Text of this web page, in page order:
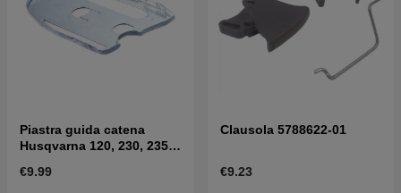
Piastra guida catena
Husqvarna 120, 230, 235,
€9.99
Clausola 5788622-01
€9.23